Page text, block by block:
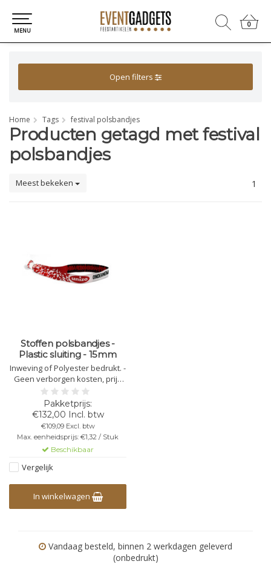
0
0
MENU
Open filters
Home Tags festival polsbandjes
Producten getagd met festival
polsbandjes
Meest bekeken 1
Stoffen polsbandjes -
Plastic sluiting - 15mm
Inweving of Polyester bedrukt. -
Geen verborgen kosten, prijs
inclusief alle kosten - Afmeting:
350mm x 15mm - Met plastic
automatische sluiting (optioneel
extra beveiliging) - Verzamel
object
€132,00 Incl. btw
€109,09 Excl. btw
Max. eenheidsprijs: €1,32 / Stuk
Beschikbaar
Vergelijk
In winkelwagen
Vandaag besteld, binnen 2 werkdagen geleverd
(onbedrukt)